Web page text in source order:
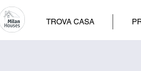
TROVA CASA